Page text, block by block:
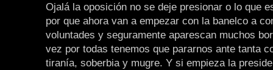
Ojalá la oposición no se deje presionar o lo que
por que ahora van a empezar con la banelco a
voluntades y seguramente aparescan muchos
vez por todas tenemos que pararnos ante tanta
tiranía, soberbia y mugre. Y si empieza la